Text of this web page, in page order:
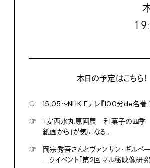
１
本日の予定はこちら！
☞
15:05〜NHK Eテレ『100分de名著』
☞
「安西水丸原画展 和菓子の四季―
紙画から」が気になる。
☞
岡宗秀吾さんとヴァンサン・ギルベ
ークイベント「第2回マル秘映像研究